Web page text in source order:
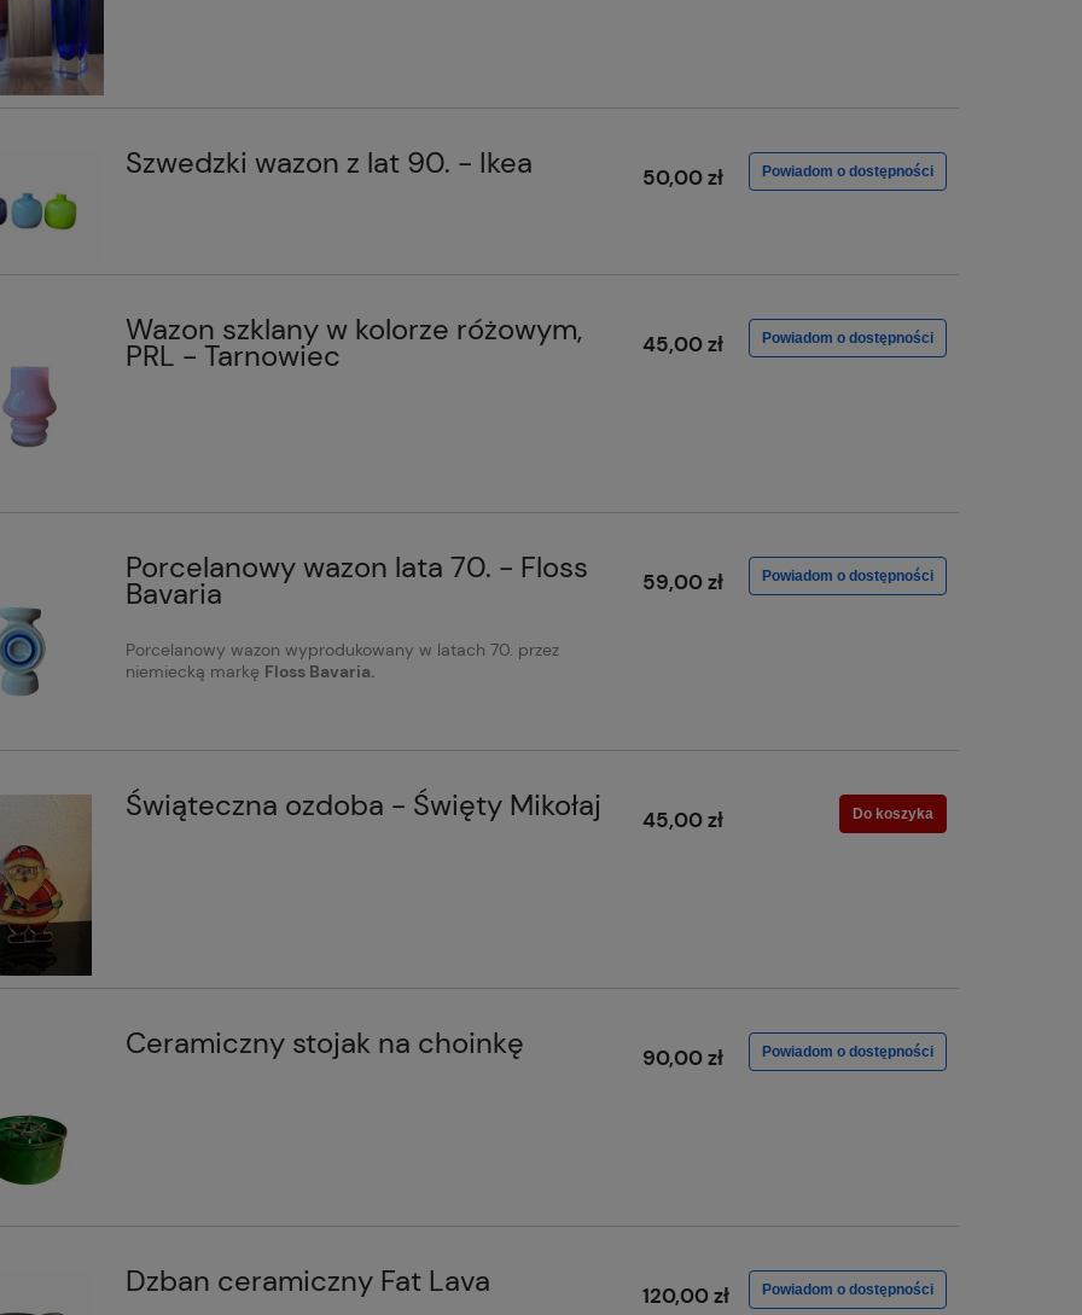
Szwedzki wazon z lat 90. - Ikea 50,00 zł Powiadom o dostępności
Wazon szklany w kolorze różowym,
PRL - Tarnowiec 45,00 zł Powiadom o dostępności
Porcelanowy wazon lata 70. - Floss
Bavaria
Porcelanowy wazon wyprodukowany w latach 70. przez
niemiecką markę Floss Bavaria.
59,00 zł Powiadom o dostępności
Świąteczna ozdoba - Święty Mikołaj 45,00 zł Do koszyka
Ceramiczny stojak na choinkę 90,00 zł Powiadom o dostępności
Dzban ceramiczny Fat Lava 120,00 zł Powiadom o dostępności